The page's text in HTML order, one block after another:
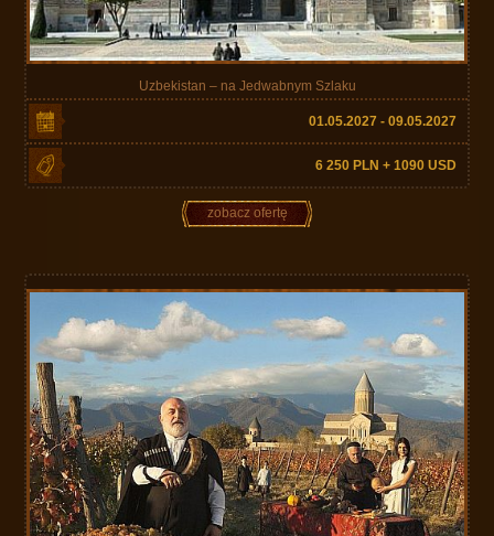
Uzbekistan – na Jedwabnym Szlaku
01.05.2027 - 09.05.2027
6 250 PLN + 1090 USD
zobacz ofertę